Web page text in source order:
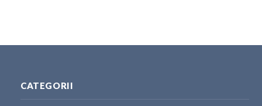
CATEGORII